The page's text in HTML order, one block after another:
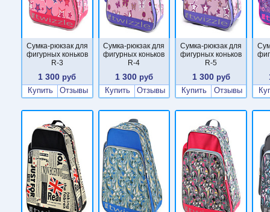
Сумка-рюкзак для
фигурных коньков
R-3
1 300 руб
Купить
Отзывы
Сумка-рюкзак для
фигурных коньков
R-4
1 300 руб
Купить
Отзывы
Сумка-рюкзак для
фигурных коньков
R-5
1 300руб
Купить
Отзывы